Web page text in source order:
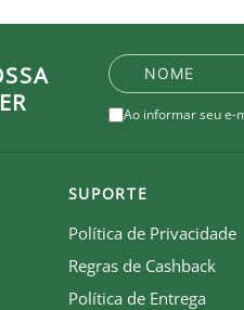
Ao informar seu e-
SUPORTE
Política de Privacidade
Regras de Cashback
Política de Entrega